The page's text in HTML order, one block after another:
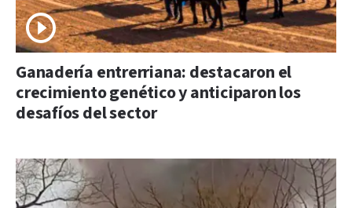
Ganadería entrerriana: destacaron el
crecimiento genético y anticiparon los
desafíos del sector